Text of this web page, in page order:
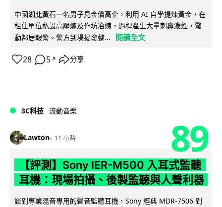
中國湖北黃石一名男子見金價高企，利用 AI 自學提煉黃金，在
租住單位私設高壓爐及作坊冶煉，過程產生大量刺鼻濃煙，驚
動鄰居報警。警方到場揭發整...
閱讀全文
28 5 ↗ 分享
3C科技 流動音樂
Lawton 11 小時 89
【評測】Sony IER-M500 入耳式監聽
耳機：現場拍攝、後製監聽與人聲利器
談到專業混音專用的聲音監聽耳機，Sony 經典 MDR-7506 到